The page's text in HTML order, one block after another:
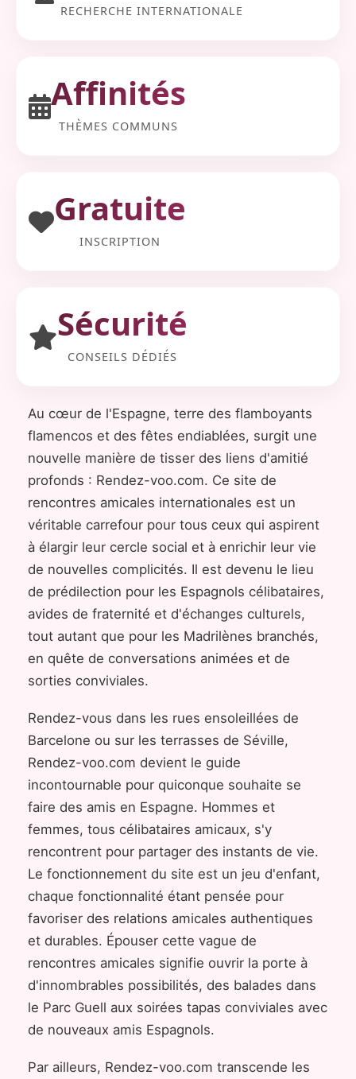
RECHERCHE INTERNATIONALE
Affinités
THÈMES COMMUNS
Gratuite
INSCRIPTION
Sécurité
CONSEILS DÉDIÉS
Au cœur de l'Espagne, terre des flamboyants
flamencos et des fêtes endiablées, surgit une
nouvelle manière de tisser des liens d'amitié
profonds : Rendez-voo.com. Ce site de
rencontres amicales internationales est un
véritable carrefour pour tous ceux qui aspirent
à élargir leur cercle social et à enrichir leur vie
de nouvelles complicités. Il est devenu le lieu
de prédilection pour les Espagnols célibataires,
avides de fraternité et d'échanges culturels,
tout autant que pour les Madrilènes branchés,
en quête de conversations animées et de
sorties conviviales.
Rendez-vous dans les rues ensoleillées de
Barcelone ou sur les terrasses de Séville,
Rendez-voo.com devient le guide
incontournable pour quiconque souhaite se
faire des amis en Espagne. Hommes et
femmes, tous célibataires amicaux, s'y
rencontrent pour partager des instants de vie.
Le fonctionnement du site est un jeu d'enfant,
chaque fonctionnalité étant pensée pour
favoriser des relations amicales authentiques
et durables. Épouser cette vague de
rencontres amicales signifie ouvrir la porte à
d'innombrables possibilités, des balades dans
le Parc Guell aux soirées tapas conviviales avec
de nouveaux amis Espagnols.
Par ailleurs, Rendez-voo.com transcende les